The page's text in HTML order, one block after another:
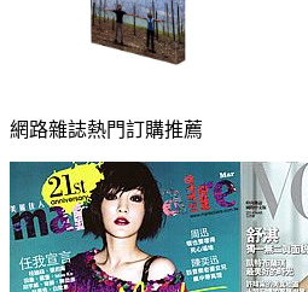
網路雜誌熱門訂購推薦